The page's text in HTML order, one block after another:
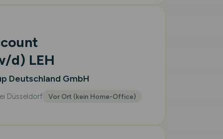
d) LEH
Deutschland GmbH
Düsseldorf Vor Ort (kein Home-Office)